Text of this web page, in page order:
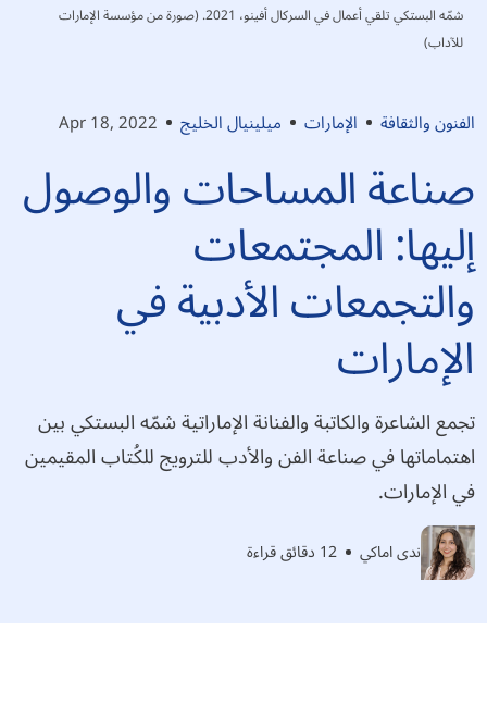
الفنون والثقافة الإمارات ميلينيال الخليج Apr 18, 2022
صناعة المساحات والوصول
إليها: المجتمعات
والتجمعات الأدبية في
الإمارات
تجمع الشاعرة والكاتبة والفنانة الإماراتية شمّه البستكي بين
اهتماماتها في صناعة الفن والأدب للترويج للكُتاب المقيمين
في الإمارات.
ندى اماكي 12 دقائق قراءة
شمّه البستكي تلقي أعمال في السركال أفينو، 2021. (صورة من مؤسسة الإمارات
للآداب)